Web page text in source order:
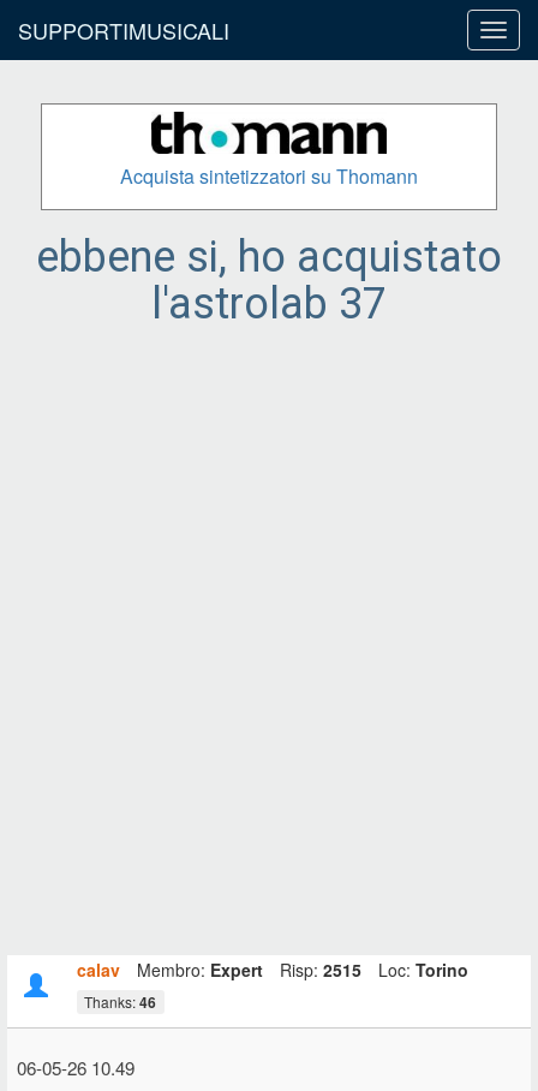
SUPPORTIMUSICALI
Acquista sintetizzatori su Thomann
ebbene si, ho acquistato
l'astrolab 37
calav Membro: Expert Risp: 2515 Loc: Torino
Thanks:46
06-05-26 10.49